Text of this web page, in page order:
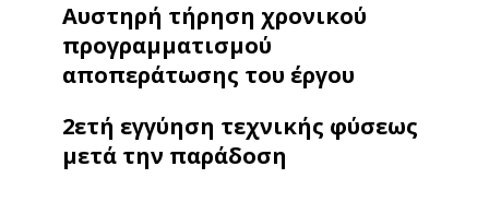
Αυστηρή τήρηση χρονικού
προγραμματισμού
αποπεράτωσης του έργου
2ετή εγγύηση τεχνικής φύσεως
μετά την παράδοση